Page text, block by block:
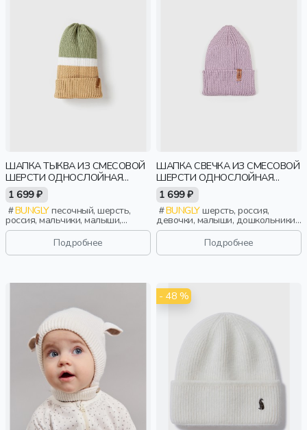
ШАПКА ТЫКВА ИЗ СМЕСОВОЙ
ШЕРСТИ ОДНОСЛОЙНАЯ
КОЛОР БЛОК "ПЕСОК"
1 699 ₽
BUNGLYпесочный, шерсть,
россия, мальчики, малыши,
дошкольники, дети
Подробнее
ШАПКА СВЕЧКА ИЗ СМЕСОВОЙ
ШЕРСТИ ОДНОСЛОЙНАЯ
"ВЕРЕСК"
1 699 ₽
BUNGLYшерсть, россия,
девочки, малыши, дошкольники,
дети
Подробнее
- 48 %